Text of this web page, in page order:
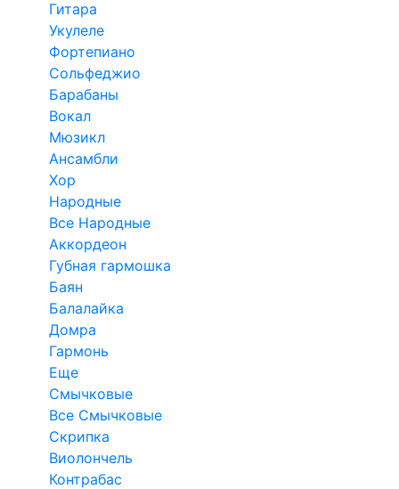
Гитара
Укулеле
Фортепиано
Сольфеджио
Барабаны
Вокал
Мюзикл
Ансамбли
Хор
Народные
Все Народные
Аккордеон
Губная гармошка
Баян
Балалайка
Домра
Гармонь
Еще
Смычковые
Все Смычковые
Скрипка
Виолончель
Контрабас